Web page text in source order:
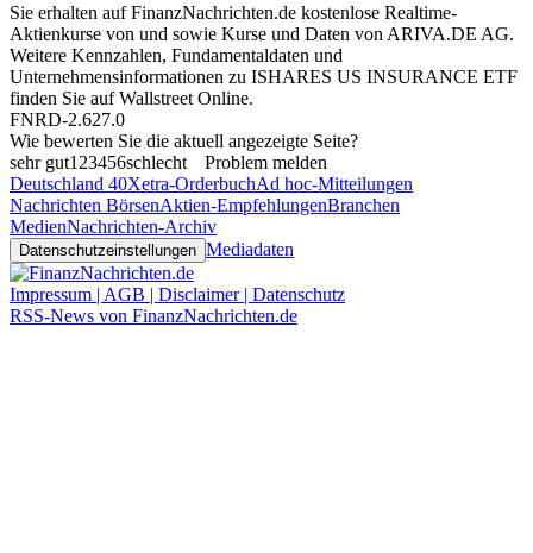
Sie erhalten auf FinanzNachrichten.de kostenlose Realtime-
Aktienkurse von und sowie Kurse und Daten von ARIVA.DE AG.
Weitere Kennzahlen, Fundamentaldaten und
Unternehmensinformationen zu ISHARES US INSURANCE ETF
finden Sie aufWallstreet Online.
FNRD-2.627.0
Wie bewerten Sie die aktuell angezeigte Seite?
sehr gut1 23456schlecht
Problem melden
Deutschland 40Xetra-OrderbuchAd hoc-Mitteilungen
Nachrichten BörsenAktien-EmpfehlungenBranchen
MedienNachrichten-Archiv
Datenschutzeinstellungen Mediadaten
Impressum | AGB | Disclaimer | Datenschutz
RSS-News von FinanzNachrichten.de